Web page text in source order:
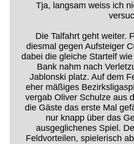
Tja, langsam weiss ich
Die Talfahrt geht weiter.
diesmal gegen Aufsteiger
dabei die gleiche Startelf
Bank nahm nach
Jablonski platz. Auf dem
eher mäßiges
vergab Oliver Schulze aus
die Gäste das erste Mal
nur knapp über das
ausgeglichenes Spiel.
Feldvorteilen, spielerisch